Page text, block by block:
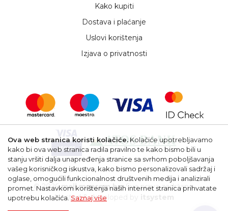
Kako kupiti
Dostava i plaćanje
Uslovi korištenja
Izjava o privatnosti
© 2026mail.msprom.ba. Sva prava zadržana.
Hosted & developed by
Ova web stranica koristi kolačiće. Kolačiće upotrebljavamo
kako bi ova web stranica radila pravilno te kako bismo bili u
stanju vršiti dalja unapređenja stranice sa svrhom poboljšavanja
vašeg korisničkog iskustva, kako bismo personalizovali sadržaj i
oglase, omogućili funkcionalnost društvenih medija i analizirali
promet. Nastavkom korištenja naših internet stranica prihvatate
upotrebu kolačića. Saznaj više